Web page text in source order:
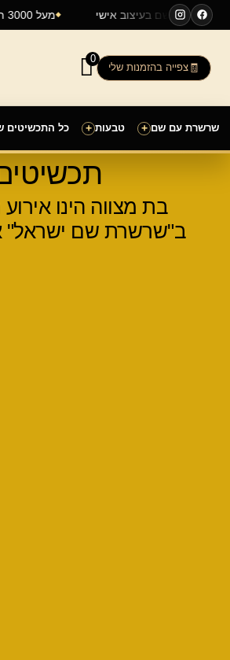
מעל 3000 תכשיטים לרכישה שרשרת שם בעיצוב אישי
צפייה בהזמנות שלי
0
שרשרת עם שם + טבעות + כל התכשיטים
דילוג
לתוכן
בת מצווה הינו
ב"שרשרת שם ישראל"